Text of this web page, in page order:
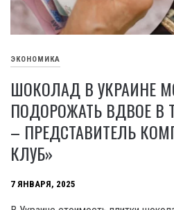
ЭКОНОМИКА
ШОКОЛАД В УКРАИНЕ
ПОДОРОЖАТЬ ВДВОЕ В
– ПРЕДСТАВИТЕЛЬ
КЛУБ»
7 ЯНВАРЯ, 2025